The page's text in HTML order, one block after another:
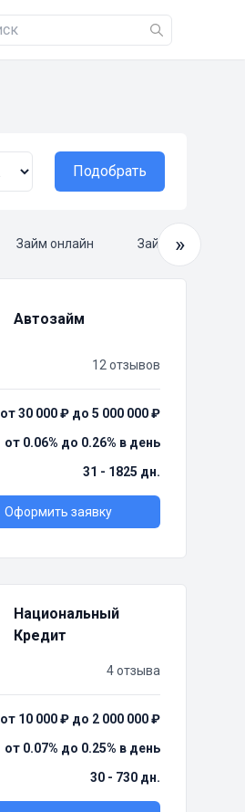
Подобрать
Займ онлайн Займ »
Автозайм
12 отзывов
от 30 000 ₽ до 5 000 000 ₽
от 0.06% до 0.26% в день
31 - 1825 дн.
Оформить заявку
Национальный
Кредит
4 отзыва
от 10 000 ₽ до 2 000 000 ₽
от 0.07% до 0.25% в день
30 - 730 дн.